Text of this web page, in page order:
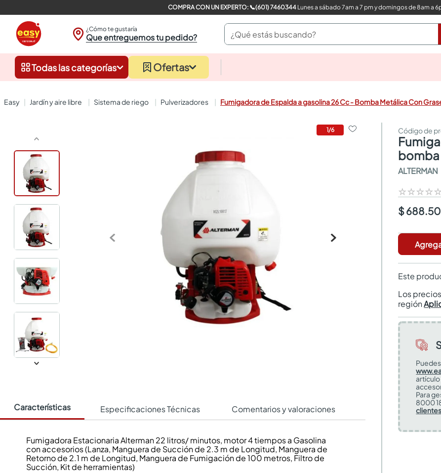
COMPRA CON UN EXPERTO: 📞(601) 7460344Lunes a sábado 7am a 7 pm y domingos de 8am a
¿Cómo te gustaría
Que entreguemos tu pedido?
¿Qué estás buscando?
Todas las categorías Ofertas
jardín y aire libre sistema de riego pulverizadores Fumigadora de Espalda a gasolina 26 Cc - Bomba Metálica Con
1/6
Características Especificaciones Técnicas Comentarios y valoraciones
Fumigadora Estacionaria Alterman 22 litros/ minutos, motor 4 tiempos a Gasolina
con accesorios (Lanza, Manguera de Succión de 2.3 m de Longitud, Manguera de
Retorno de 2.1 m de Longitud, Manguera de Fumigación de 100 metros, Filtro de
Succión, Kit de herramientas)
fumigadora de espalda a gasolina 26 cc -
bomba
ALTERMAN
☆☆☆☆
$
Este
Los
región
Para
8000
closet
sanitarios
armarios closet
comedores